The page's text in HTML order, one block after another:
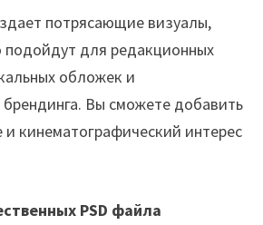
потрясающие визуалы,
подойдут для редакционных
обложек и
брендинга. Вы сможете добавить
и кинематографический интерес
PSD файла